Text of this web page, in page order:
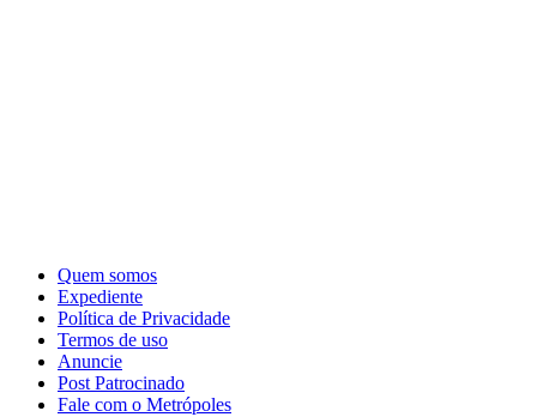
Quem somos
Expediente
Política de Privacidade
Termos de uso
Anuncie
Post Patrocinado
Fale com o Metrópoles